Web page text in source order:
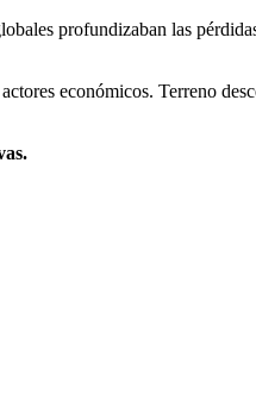
profundizaban las
económicos. Terreno